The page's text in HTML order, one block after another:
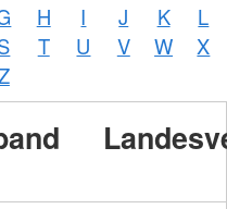
H I J K
L
T U V W
X